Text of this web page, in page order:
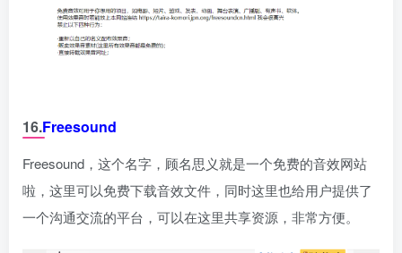
16.Freesound
Freesound，这个名字，顾名思义就是一个免费的音效网站
啦，这里可以免费下载音效文件，同时这里也给用户提供了
一个沟通交流的平台，可以在这里共享资源，非常方便。